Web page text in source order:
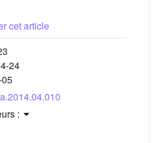
cet article
24
: